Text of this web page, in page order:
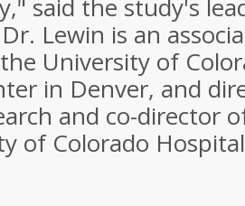
said the study's
Lewin is an
University of
in Denver, and
and co-director
of Colorado